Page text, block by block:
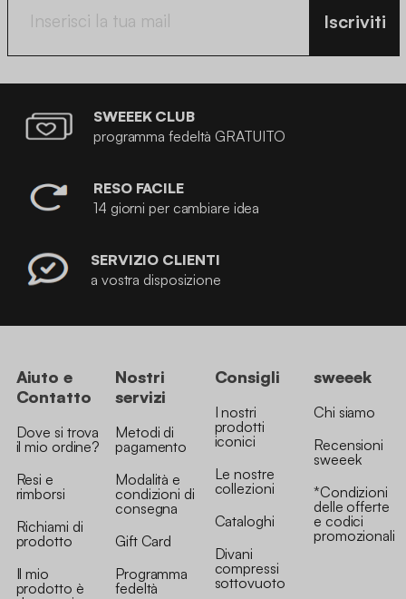
Iscriviti
SWEEEK CLUB
programma fedeltà GRATUITO
RESO FACILE
14 giorni per cambiare idea
SERVIZIO CLIENTI
a vostra disposizione
Aiuto e
Contatto
Dove si trova
il mio ordine?
Resi e
rimborsi
Richiami di
prodotto
Il mio
prodotto è
Nostri
servizi
Metodi di
pagamento
Modalità e
condizioni di
consegna
Gift Card
Programma
fedeltà
Consigli
I nostri
prodotti
iconici
Le nostre
collezioni
Cataloghi
Divani
compressi
sottovuoto
sweeek
Chi siamo
Recensioni
sweeek
*Condizioni
delle offerte
e codici
promozionali